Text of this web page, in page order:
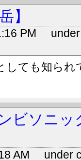
】
PM
しても知られ
ビソニッ
AM under